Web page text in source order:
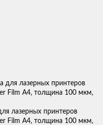
лазерных принтеров
Film А4, толщина 100 мкм,